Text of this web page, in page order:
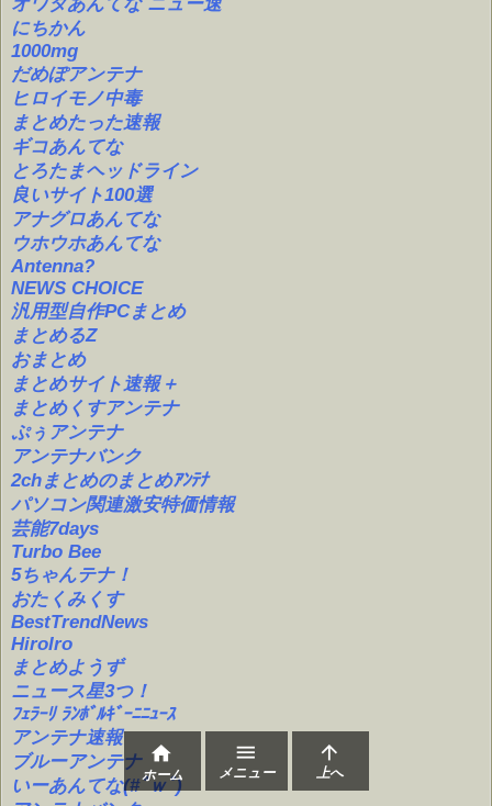
オワタあんてな ニュー速
にちかん
1000mg
だめぽアンテナ
ヒロイモノ中毒
まとめたった速報
ギコあんてな
とろたまヘッドライン
良いサイト100選
アナグロあんてな
ウホウホあんてな
Antenna?
NEWS CHOICE
汎用型自作PCまとめ
まとめるZ
おまとめ
まとめサイト速報＋
まとめくすアンテナ
ぷぅアンテナ
アンテナバンク
2chまとめのまとめｱﾝﾃﾅ
パソコン関連激安特価情報
芸能7days
Turbo Bee
5ちゃんテナ！
おたくみくす
BestTrendNews
HiroIro
まとめようず
ニュース星3つ！
ﾌｪﾗｰﾘ ﾗﾝﾎﾞﾙｷﾞｰﾆﾆｭｰｽ
アンテナ速報
ブルーアンテナ
いーあんてな(#ﾟｗﾟ)

ホーム

メニュー

上へ